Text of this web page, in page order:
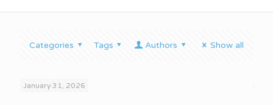
Categories Tags Authors Show all
January 31, 2026